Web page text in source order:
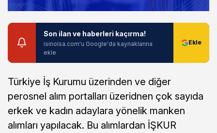
Son ilan ve haberleri kaçırma!
isinolsa.com'u Google'da kaynaklarına
ekle
Türkiye İş Kurumu üzerinden ve diğer
perosnel alım portalları üzeridnen çok sayıda
erkek ve kadın adaylara yönelik manken
alımları yapılacak. Bu alımlardan İŞKUR